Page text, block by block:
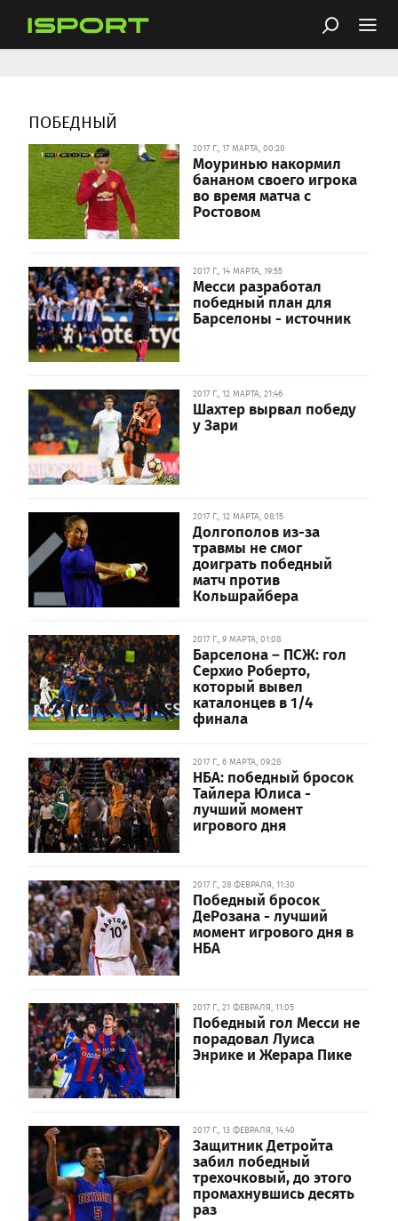
ПОБЕДНЫЙ
2017 Г., 17 МАРТА, 00:20
Моуринью накормил
бананом своего игрока
во время матча с
Ростовом
2017 Г., 14 МАРТА, 19:55
Месси разработал
победный план для
Барселоны - источник
2017 Г., 12 МАРТА, 21:46
Шахтер вырвал победу
у Зари
2017 Г., 12 МАРТА, 08:15
Долгополов из-за
травмы не смог
доиграть победный
матч против
Кольшрайбера
2017 Г., 9 МАРТА, 01:08
Барселона – ПСЖ: гол
Серхио Роберто,
который вывел
каталонцев в 1/4
финала
2017 Г., 6 МАРТА, 09:28
НБА: победный бросок
Тайлера Юлиса -
лучший момент
игрового дня
2017 Г., 28 ФЕВРАЛЯ, 11:30
Победный бросок
ДеРозана - лучший
момент игрового дня в
НБА
2017 Г., 21 ФЕВРАЛЯ, 11:05
Победный гол Месси не
порадовал Луиса
Энрике и Жерара Пике
2017 Г., 13 ФЕВРАЛЯ, 14:40
Защитник Детройта
забил победный
трехочковый, до этого
промахнувшись десять
раз